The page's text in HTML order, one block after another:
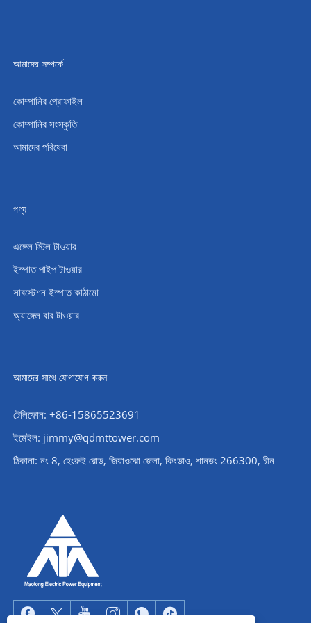
আমাদের সম্পর্কে
কোম্পানির প্রোফাইল
কোম্পানির সংস্কৃতি
আমাদের পরিষেবা
পণ্য
এঙ্গেল স্টিল টাওয়ার
ইস্পাত পাইপ টাওয়ার
সাবস্টেশন ইস্পাত কাঠামো
অ্যাঙ্গেল বার টাওয়ার
আমাদের সাথে যোগাযোগ করুন
টেলিফোন: +86-15865523691
ইমেইল: jimmy@qdmttower.com
ঠিকানা: নং 8, হেংরুই রোড, জিয়াওঝো জেলা, কিংডাও, শানডং 266300, চীন